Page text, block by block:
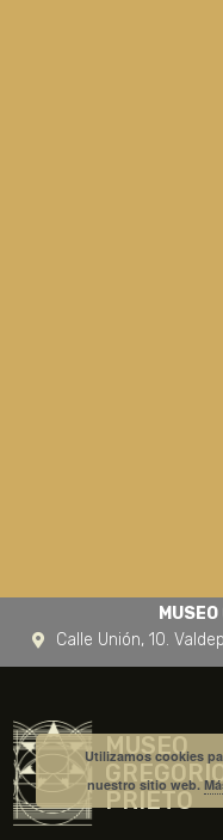
Calle Unión, 10.
MUSEO
PRIETO
Utilizamos cookies
nuestro sitio web.